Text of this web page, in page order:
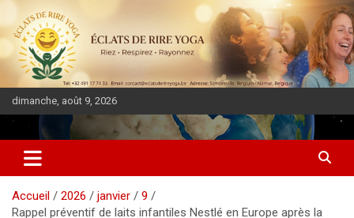
dimanche, août 9, 2026
DIASPORA PULSE
Accueil 2026 janvier
9
Rappel préventif de laits infantiles Nestlé en Europe après la